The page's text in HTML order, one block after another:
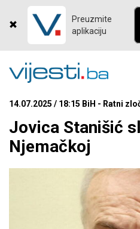
Preuzmite
aplikaciju
14.07.2025 / 18:15 BiH - Ratni
Jovica Stanišić
Njemačkoj